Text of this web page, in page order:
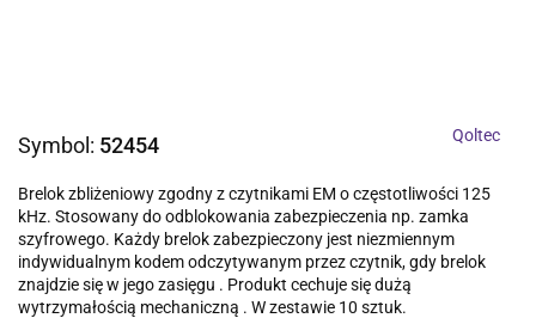
Symbol: 52454 Qoltec
Brelok zbliżeniowy zgodny z czytnikami EM o częstotliwości 125
kHz. Stosowany do odblokowania zabezpieczenia np. zamka
szyfrowego. Każdy brelok zabezpieczony jest niezmiennym
indywidualnym kodem odczytywanym przez czytnik, gdy brelok
znajdzie się w jego zasięgu . Produkt cechuje się dużą
wytrzymałością mechaniczną . W zestawie 10 sztuk.